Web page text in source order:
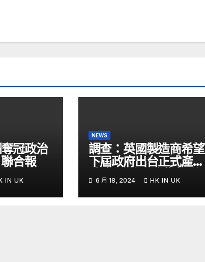
冠政治
合報
IN UK
NEWS
調查：英國製造商希望
下屆政府出台正式產業
戰略- 國際- 香港文匯網
– 文匯報
6 月 18, 2024 HK IN UK